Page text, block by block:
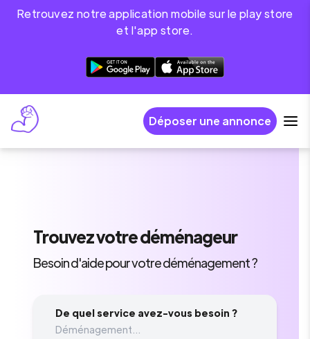
Retrouvez notre application mobile sur le play store
et l'app store.
Déposer une annonce
Trouvezvotre déménageur
Besoin d'aide pour votre déménagement ?
De quel service avez-vous besoin ?
Déménagement...